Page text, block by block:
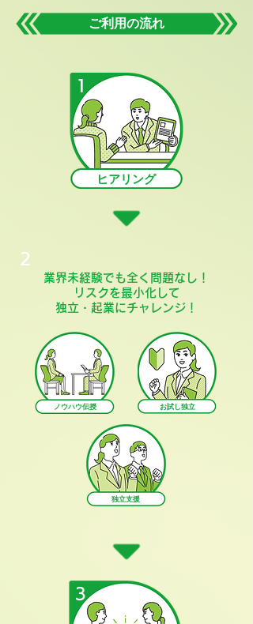
​ご利用の流れ
ヒアリング
1
2
業界未経験でも全く問題なし！
​リスクを最小化して
独立・起業にチャレンジ！
ノウハウ伝授 お試し独立
独立支援
3